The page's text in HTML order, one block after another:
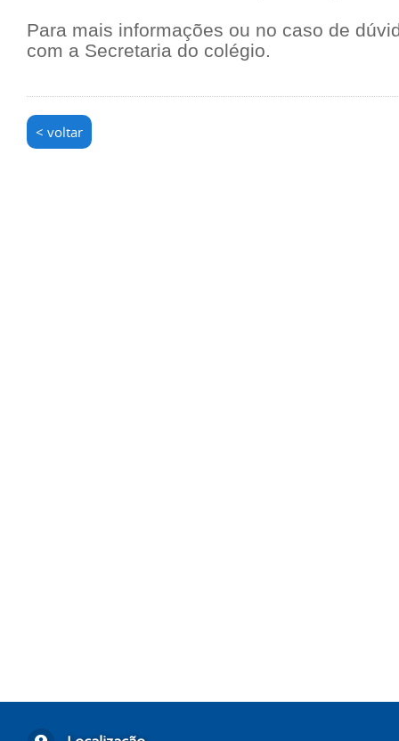
Para mais informações ou no caso de
com a Secretaria do colégio.
< voltar